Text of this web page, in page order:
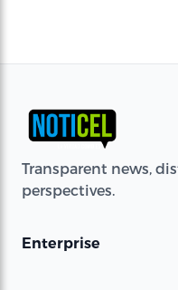
Transparent news,
perspectives.
Enterprise